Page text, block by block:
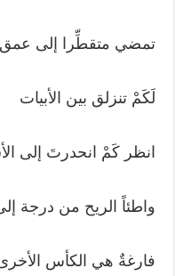
تمضي متقطِّرا إلى عمق
لَكَمْ تنزلق بين الأبيات
انظر كَمْ انحدرتَ إلى
واطئاً الريح من درجة
فارغةٌ هي الكأس